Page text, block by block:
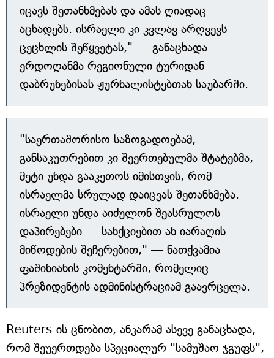
იცავს შეთანხმებას და ამას ღიადაც
აცხადებს. ისრაელი კი კვლავ არღვევს
ცეცხლის შეწყვეტას," — განაცხადა
ერდოღანმა რეგიონული ტურიდან
დაბრუნებისას ჟურნალისტებთან საუბარში.
"საერთაშორისო საზოგადოებამ,
განსაკუთრებით კი შეერთებულმა შტატებმა,
მეტი უნდა გააკეთოს იმისთვის, რომ
ისრაელმა სრულად დაიცვას შეთანხმება.
ისრაელი უნდა აიძულონ შეასრულოს
დაპირებები — სანქციებით ან იარაღის
მიწოდების შეჩერებით," — ნათქვამია
ფაშინიანის კომენტარში, რომელიც
პრეზიდენტის ადმინისტრაციამ გაავრცელა.
Reuters-ის ცნობით, ანკარამ ასევე განაცხადა,
რომ შეუერთდება სპეციალურ "სამუშაო ჯგუფს",